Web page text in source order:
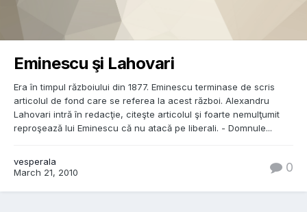
Eminescu şi Lahovari
Era în timpul războiului din 1877. Eminescu terminase de scris
articolul de fond care se referea la acest război. Alexandru
Lahovari intră în redacţie, citeşte articolul şi foarte nemulţumit
reproşează lui Eminescu că nu atacă pe liberali. - Domnule...
vesperala
March 21, 2010
0